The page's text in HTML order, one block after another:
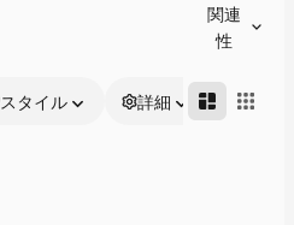
関連
性
スタイル 詳細